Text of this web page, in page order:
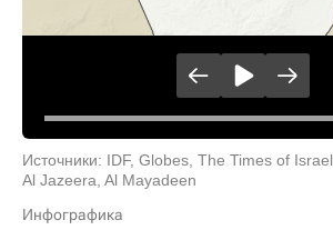
Источники: IDF, Globes, The Times of Israel,
Al Jazeera, Al Mayadeen
Инфографика